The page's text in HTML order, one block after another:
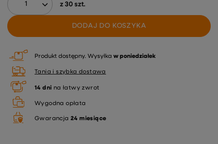
z 30 szt.
DODAJ DO KOSZYKA
Produkt dostępny Wysyłka w poniedziałek
Tania i szybka dostawa
14 dni na łatwy zwrot
Wygodna opłata
Gwarancja 24 miesiące